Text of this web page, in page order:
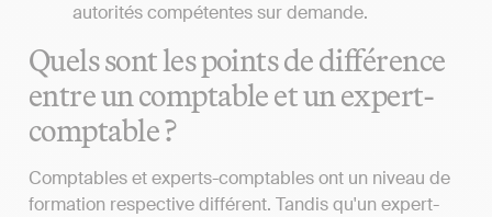
autorités compétentes sur demande.
Quels sont les points de différence
entre un comptable et un expert-
comptable ?
Comptables et experts-comptables ont un niveau de
formation respective différent. Tandis qu'un expert-